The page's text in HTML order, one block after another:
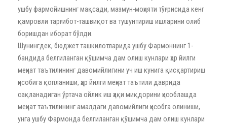
ушбу фармойишнинг мақсади, мазмун-моҳияти тўғрисида кенг
қамровли тарғибот-ташвиқот ва тушунтириш ишларини олиб
боришдан иборат бўлди.
Шунингдек, бюджет ташкилотларида ушбу Фармоннинг 1-
бандида белгиланган қўшимча дам олиш кунлари ҳар йилги
меҳнат таътилининг давомийлигини уч иш кунига қисқартириш
ҳисобига қопланиши, ҳар йилги меҳнат таътили даврида
сақланадиган ўртача ойлик иш ҳақи миқдорини ҳисоблашда
меҳнат таътилининг амалдаги давомийлиги ҳисобга олиниши,
унга ушбу Фармонда белгиланган қўшимча дам олиш кунлари